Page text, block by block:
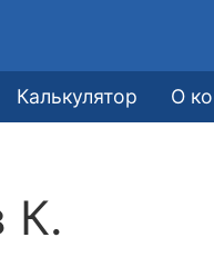
Калькулятор О
К.